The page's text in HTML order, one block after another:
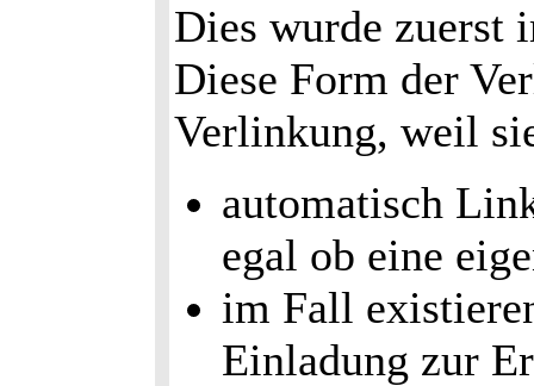
Dies wurde zuerst
Diese Form der
Verlinkung, weil
automatisch
egal ob eine
im Fall
Einladung zur